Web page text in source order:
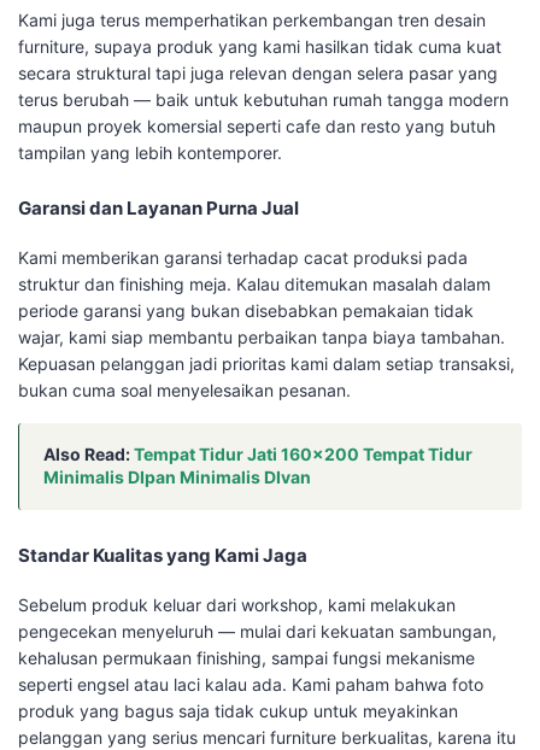
Kami juga terus memperhatikan perkembangan tren desain
furniture, supaya produk yang kami hasilkan tidak cuma kuat
secara struktural tapi juga relevan dengan selera pasar yang
terus berubah — baik untuk kebutuhan rumah tangga modern
maupun proyek komersial seperti cafe dan resto yang butuh
tampilan yang lebih kontemporer.
Garansi dan Layanan Purna Jual
Kami memberikan garansi terhadap cacat produksi pada
struktur dan finishing meja. Kalau ditemukan masalah dalam
periode garansi yang bukan disebabkan pemakaian tidak
wajar, kami siap membantu perbaikan tanpa biaya tambahan.
Kepuasan pelanggan jadi prioritas kami dalam setiap transaksi,
bukan cuma soal menyelesaikan pesanan.
Also Read:Tempat Tidur Jati 160×200 Tempat Tidur
Minimalis DIpan Minimalis DIvan
Standar Kualitas yang Kami Jaga
Sebelum produk keluar dari workshop, kami melakukan
pengecekan menyeluruh — mulai dari kekuatan sambungan,
kehalusan permukaan finishing, sampai fungsi mekanisme
seperti engsel atau laci kalau ada. Kami paham bahwa foto
produk yang bagus saja tidak cukup untuk meyakinkan
pelanggan yang serius mencari furniture berkualitas, karena itu